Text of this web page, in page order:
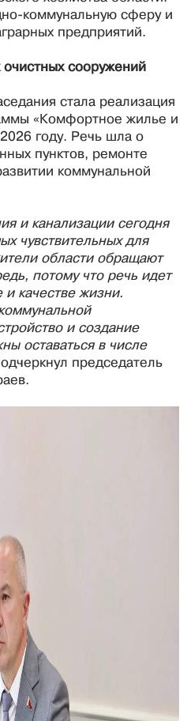
коммунальную сферу и
предприятий.
сооружений
стала реализация
«Комфортное жилье и
году. Речь шла о
пунктов, ремонте
коммунальной
и канализации сегодня
чувствительных для
области обращают
потому что речь идет
качестве жизни.
и создание
оставаться в числе
председатель